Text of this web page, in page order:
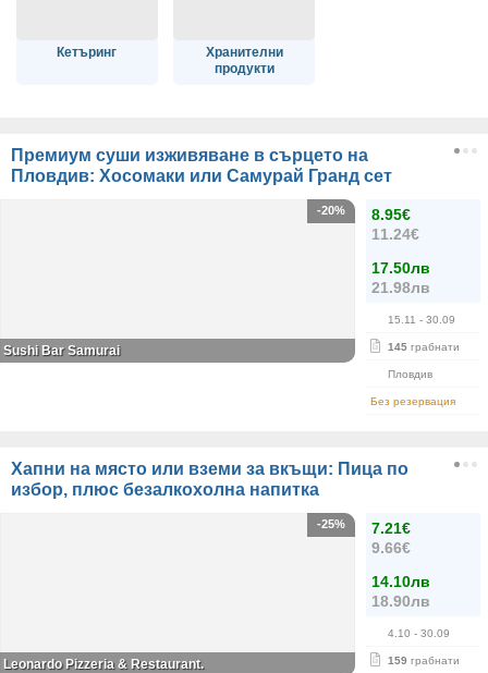
Кетъринг
Хранителни
продукти
Премиум суши изживяване в сърцето на
Пловдив: Хосомаки или Самурай Гранд сет
8.95€
11.24€
17.50лв
21.98лв
15.11 - 30.09
145 грабнати
Пловдив
Без резервация
-20%
Sushi Bar Samurai
Хапни на място или вземи за вкъщи: Пица по
избор, плюс безалкохолна напитка
7.21€
9.66€
14.10лв
18.90лв
4.10 - 30.09
159 грабнати
-25%
Leonardo Pizzeria & Restaurant.